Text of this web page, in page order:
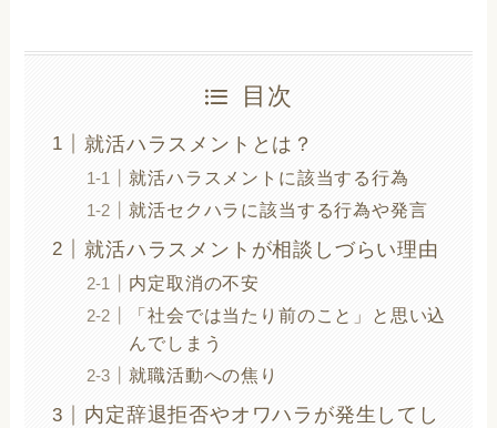
目次
就活ハラスメントとは？
就活ハラスメントに該当する行為
就活セクハラに該当する行為や発言
就活ハラスメントが相談しづらい理由
内定取消の不安
「社会では当たり前のこと」と思い込
んでしまう
就職活動への焦り
内定辞退拒否やオワハラが発生してし